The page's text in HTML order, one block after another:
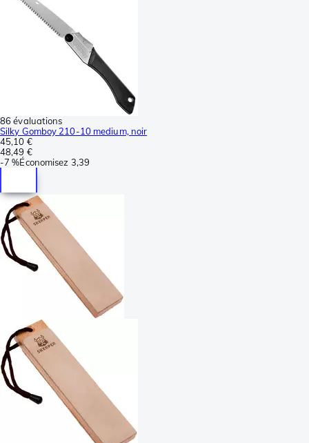
86 évaluations
Silky Gomboy 210-10 medium, noir
45,10 €
48,49 €
-7 %Économisez 3,39